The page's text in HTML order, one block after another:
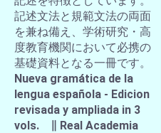
記述文法と規範文法の両面
を兼ね備え、学術研究・高
度教育機関において必携の
基礎資料となる一冊です。
Nueva gramática de la
lengua española - Edicion
revisada y ampliada in 3
vols. ∥ Real Academia